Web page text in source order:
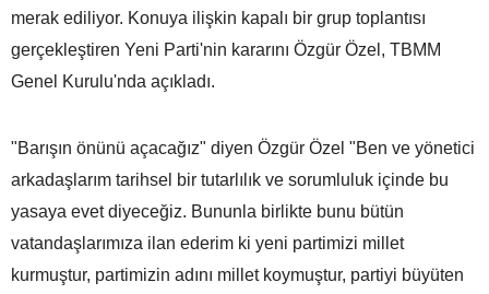
merak ediliyor. Konuya ilişkin kapalı bir grup toplantısı
gerçekleştiren Yeni Parti'nin kararını Özgür Özel, TBMM
Genel Kurulu'nda açıkladı.
"Barışın önünü açacağız" diyen Özgür Özel "Ben ve yönetici
arkadaşlarım tarihsel bir tutarlılık ve sorumluluk içinde bu
yasaya evet diyeceğiz. Bununla birlikte bunu bütün
vatandaşlarımıza ilan ederim ki yeni partimizi millet
kurmuştur, partimizin adını millet koymuştur, partiyi büyüten